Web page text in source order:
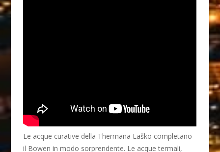
Le acque curative della Thermana Laško completano
il Bowen in modo sorprendente. Le acque termali,